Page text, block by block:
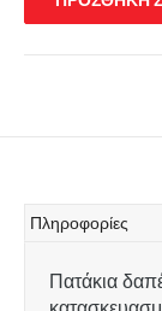
Πληροφορίες
Πατάκια